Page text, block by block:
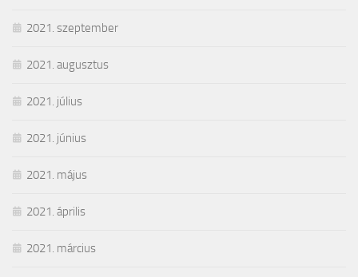
2021. szeptember
2021. augusztus
2021. július
2021. június
2021. május
2021. április
2021. március